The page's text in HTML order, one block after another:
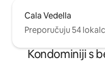
Cala Vedella
Preporučuju 54
Kondominiji s